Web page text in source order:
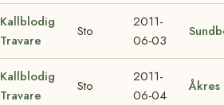
Kallblodig
Travare
Sto
2011-
06-03
Kallblodig
Travare
Sto
2011-
06-04
Åkres